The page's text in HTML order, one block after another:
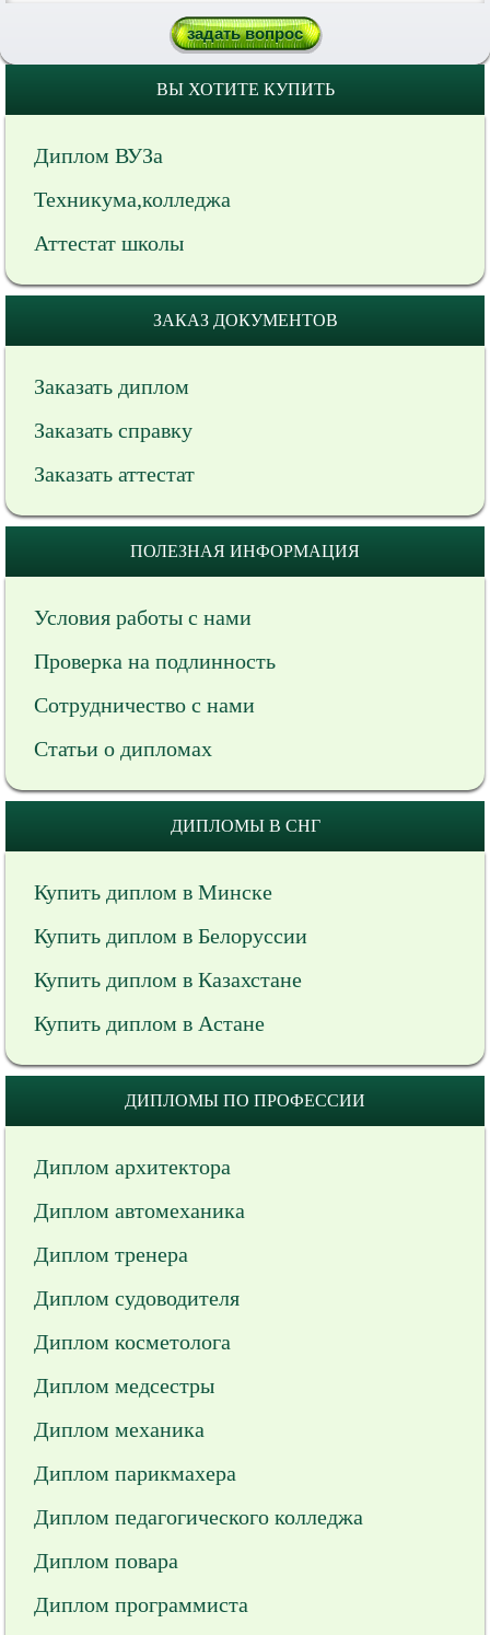
ВЫ ХОТИТЕ КУПИТЬ
Диплом ВУЗа
Техникума,колледжа
Аттестат школы
ЗАКАЗ ДОКУМЕНТОВ
Заказать диплом
Заказать справку
Заказать аттестат
ПОЛЕЗНАЯ ИНФОРМАЦИЯ
Условия работы с нами
Проверка на подлинность
Сотрудничество с нами
Статьи о дипломах
ДИПЛОМЫ В СНГ
Купить диплом в Минске
Купить диплом в Белоруссии
Купить диплом в Казахстане
Купить диплом в Астане
ДИПЛОМЫ ПО ПРОФЕССИИ
Диплом архитектора
Диплом автомеханика
Диплом тренера
Диплом судоводителя
Диплом косметолога
Диплом медсестры
Диплом механика
Диплом парикмахера
Диплом педагогического колледжа
Диплом повара
Диплом программиста